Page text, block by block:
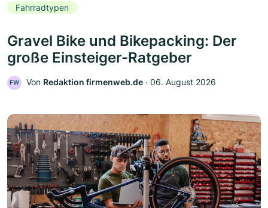
Fahrradtypen
Gravel Bike und Bikepacking: Der
große Einsteiger-Ratgeber
FW Von Redaktion firmenweb.de ‧ 06. August 2026